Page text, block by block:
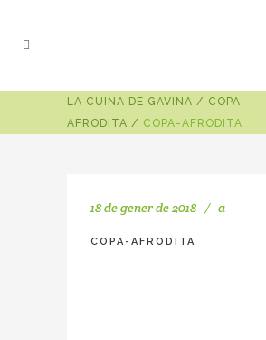
LA CUINA DE GAVINA / COPA
AFRODITA / COPA-AFRODITA
18 de gener de 2018 a
COPA-AFRODITA